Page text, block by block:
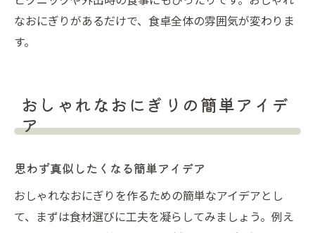
なおにぎりがあるだけで、食卓全体の雰囲気が変わりま
す。
おしゃれなおにぎりの簡単アイデ
ア
思わず真似したくなる簡単アイデア
おしゃれなおにぎりを作るための簡単なアイデアとし
て、まずは食材選びに工夫を凝らしてみましょう。例え